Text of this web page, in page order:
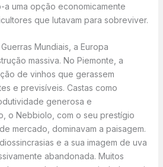
a uma opção economicamente
que lutavam para sobreviver.
Mundiais, a Europa
massiva. No Piemonte, a
de vinhos que gerassem
e previsíveis. Castas como
generosa e
o Nebbiolo, com o seu prestígio
mercado, dominavam a paisagem.
e a sua imagem de uva
abandonada. Muitos